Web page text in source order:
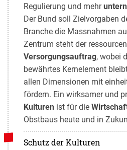
Regulierung und mehr
Der Bund soll Zielvorgaben
Branche die Massnahmen
Zentrum steht der
Versorgungsauftrag, wobei
bewährtes Kernelement
allen Dimensionen mit
fördern. Ein wirksamer und
Kulturen ist für die
Obstbaus heute und in
Schutz der Kulturen